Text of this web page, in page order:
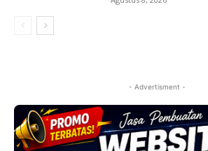
- Advertisment -